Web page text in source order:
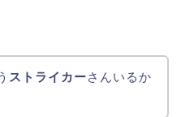
ストライカーさんいるか